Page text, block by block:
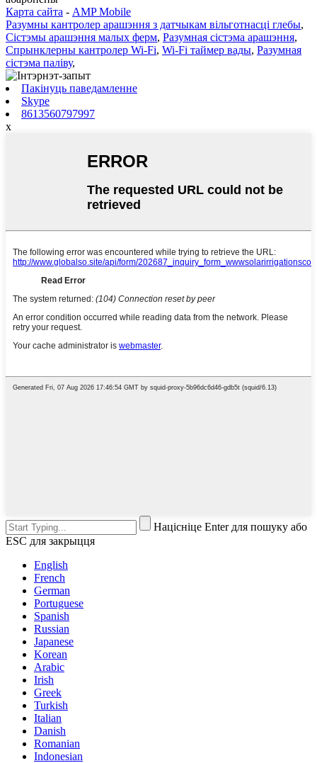
Карта сайта - AMP Mobile
Разумны кантролер арашэння з датчыкам вільготнасці глебы,
Сістэмы арашэння малых ферм, Разумная сістэма арашэння,
Спрынклерны кантролер Wi-Fi, Wi-Fi таймер вады, Разумная
сістэма паліву,
Пакінуць паведамленне
Skype
8613560797997
x
Націсніце Enter для пошуку або
ESC для закрыцця
English
French
German
Portuguese
Spanish
Russian
Japanese
Korean
Arabic
Irish
Greek
Turkish
Italian
Danish
Romanian
Indonesian